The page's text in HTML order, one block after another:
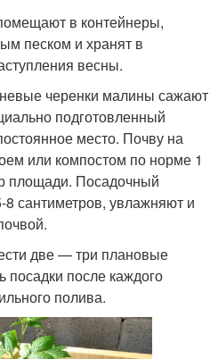
в контейнеры,
песком и хранят в
весны.
черенки малины сажают
подготовленный
место. Почву на
или компостом по норме 1
площади. Посадочный
8 сантиметров, увлажняют и
две — три плановые
посадки после каждого
полива.